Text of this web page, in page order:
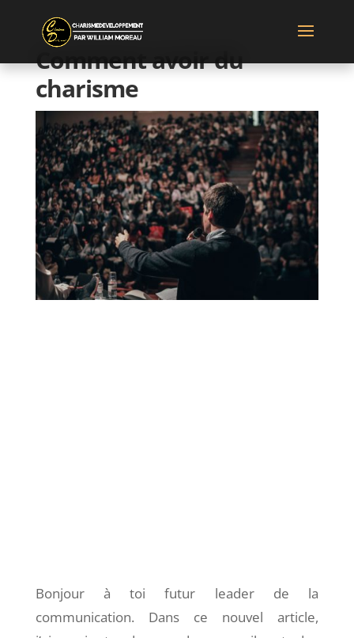
Comment avoir du
charisme
Bonjour à toi futur leader de la
communication. Dans ce nouvel article,